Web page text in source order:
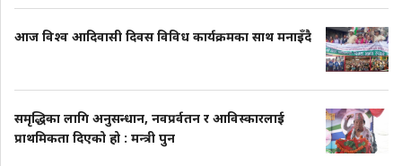
आज विश्व आदिवासी दिवस विविध कार्यक्रमका साथ मनाइँदै
समृद्धिका लागि अनुसन्धान, नवप्रर्वतन र आविस्कारलाई
प्राथमिकता दिएको हो : मन्त्री पुन